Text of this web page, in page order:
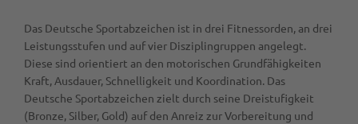
Das Deutsche Sportabzeichen ist in drei Fitnessorden, an drei
Leistungsstufen und auf vier Disziplingruppen angelegt.
Diese sind orientiert an den motorischen Grundfähigkeiten
Kraft, Ausdauer, Schnelligkeit und Koordination. Das
Deutsche Sportabzeichen zielt durch seine Dreistufigkeit
(Bronze, Silber, Gold) auf den Anreiz zur Vorbereitung und